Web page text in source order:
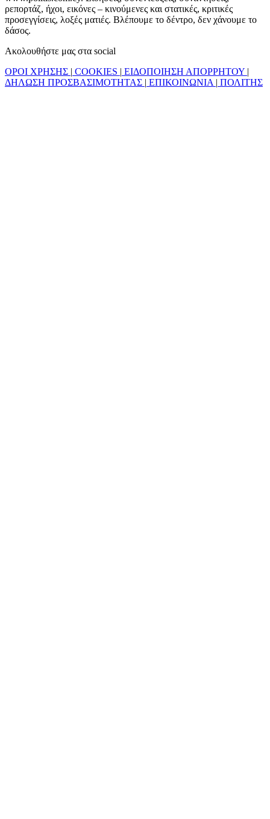
ρεπορτάζ, ήχοι, εικόνες – κινούμενες και στατικές, κριτικές
προσεγγίσεις, λοξές ματιές. Βλέπουμε το δέντρο, δεν χάνουμε το
δάσος.
Ακολουθήστε μας στα social
ΟΡΟΙ ΧΡΗΣΗΣ | COOKIES | ΕΙΔΟΠΟΙΗΣΗ ΑΠΟΡΡΗΤΟΥ |
ΔΗΛΩΣΗ ΠΡΟΣΒΑΣΙΜΟΤΗΤΑΣ | ΕΠΙΚΟΙΝΩΝΙΑ | ΠΟΛΙΤΗΣ